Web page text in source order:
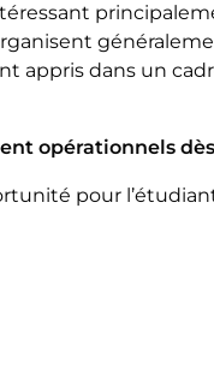
appris dans un
opérationnels
pour